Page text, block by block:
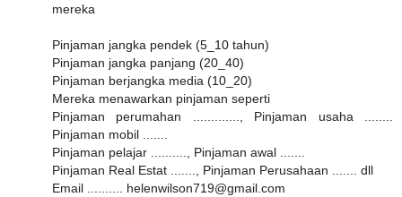
mereka
Pinjaman jangka pendek (5_10 tahun)
Pinjaman jangka panjang (20_40)
Pinjaman berjangka media (10_20)
Mereka menawarkan pinjaman seperti
Pinjaman perumahan ............., Pinjaman usaha ........
Pinjaman mobil .......
Pinjaman pelajar .........., Pinjaman awal .......
Pinjaman Real Estat ......., Pinjaman Perusahaan ....... dll
Email .......... helenwilson719@gmail.com